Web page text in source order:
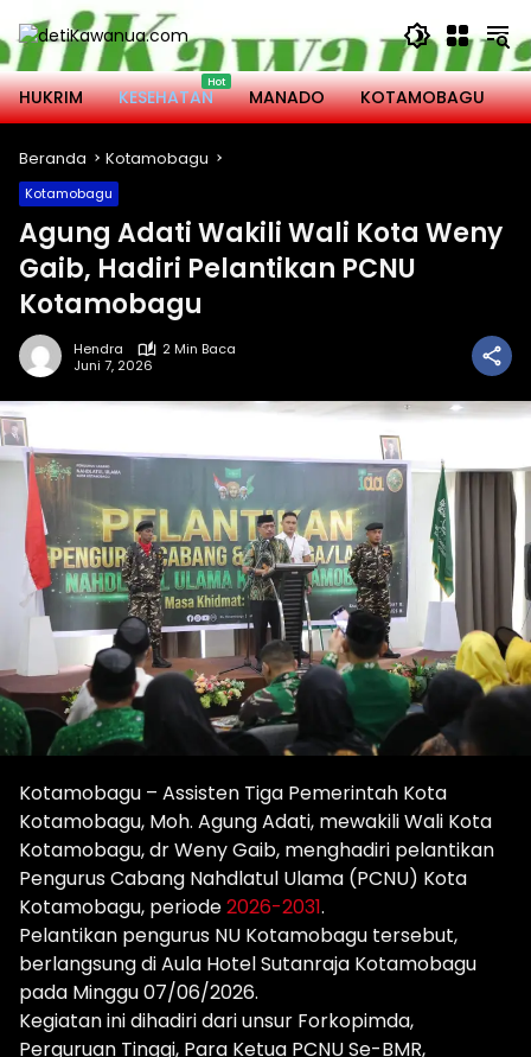
Langsung
ke
konten
HUKRIM
KESEHATAN MANADO KOTAMOBAGU
Beranda Kotamobagu
Kotamobagu
Agung Adati Wakili Wali Kota Weny
Gaib, Hadiri Pelantikan PCNU
Kotamobagu
Hendra
2 Min Baca
Juni 7, 2026
Kotamobagu – Assisten Tiga Pemerintah Kota
Kotamobagu, Moh. Agung Adati, mewakili Wali Kota
Kotamobagu, dr Weny Gaib, menghadiri pelantikan
Pengurus Cabang Nahdlatul Ulama (PCNU) Kota
Kotamobagu, periode2026-2031.
Pelantikan pengurus NU Kotamobagu tersebut,
berlangsung di Aula Hotel Sutanraja Kotamobagu
pada Minggu 07/06/2026.
Kegiatan ini dihadiri dari unsur Forkopimda,
Perguruan Tinggi, Para Ketua PCNU Se-BMR,